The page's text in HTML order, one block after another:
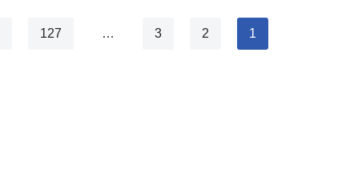
1
2
3
…
127